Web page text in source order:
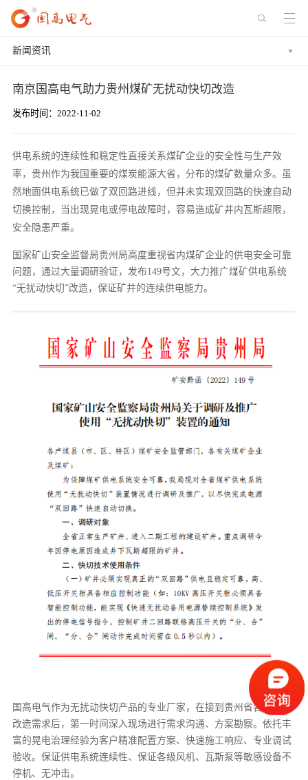
新闻资讯
南京国高电气助力贵州煤矿无扰动快切改造
发布时间：2022-11-02
供电系统的连续性和稳定性直接关系煤矿企业的安全性与生产效
率，贵州作为我国重要的煤炭能源大省，分布的煤矿数量众多。虽
然地面供电系统已做了双回路进线，但并未实现双回路的快速自动
切换控制，当出现晃电或停电故障时，容易造成矿井内瓦斯超限，
安全隐患严重。
国家矿山安全监督局贵州局高度重视省内煤矿企业的供电安全可靠
问题，通过大量调研验证，发布149号文，大力推广煤矿供电系统
“无扰动快切”改造，保证矿井的连续供电能力。
国高电气作为无扰动快切产品的专业厂家，在接到贵州省各级煤矿
改造需求后，第一时间深入现场进行需求沟通、方案勘察。依托丰
富的晃电治理经验为客户精准配置方案、快速施工响应、专业调试
验收。保证供电系统连续性、保证各级风机、瓦斯泵等敏感设备不
停机、无冲击。